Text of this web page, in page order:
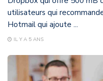
utilisateurs qui
Hotmail qui ajoute ...
IL Y A 5 ANS